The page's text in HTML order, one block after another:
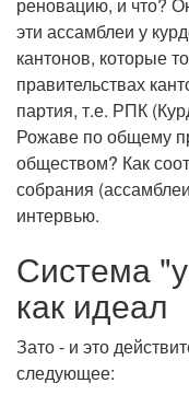
эти ассамблеи у
кантонов, которые
правительствах
партия, т.е. РПК
Рожаве по общему
обществом? Как
собрания
интервью.
Система
как идеал
Зато - и это
следующее: